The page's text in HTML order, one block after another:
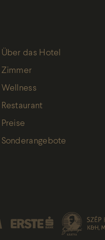
Über das Hotel
Zimmer
Wellness
Restaurant
Preise
Sonderangebote